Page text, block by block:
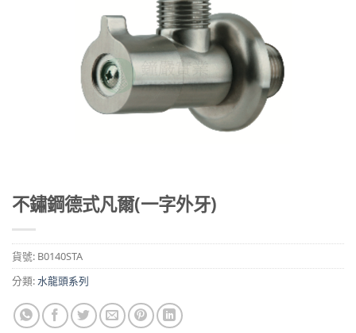
不鏽鋼德式凡爾(一字外牙)
貨號: B0140STA
分類:水龍頭系列